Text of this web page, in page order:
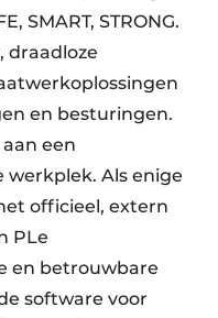
SMART, STRONG.
draadloze
en besturingen.
een
Als enige
officieel, extern
PLe
en betrouwbare
software voor